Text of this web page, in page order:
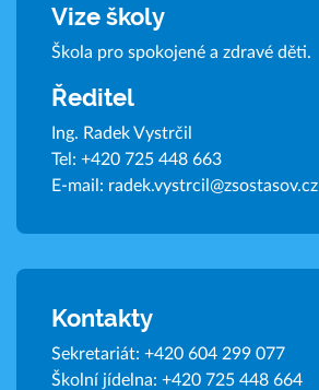
Vize školy
Škola pro spokojené a zdravé děti.
Ředitel
Ing. Radek Vystrčil
Tel: +420 725 448 663
E-mail: radek.vystrcil@zsostasov.cz
Kontakty
Sekretariát: +420 604 299 077
Školní jídelna: +420 725 448 664